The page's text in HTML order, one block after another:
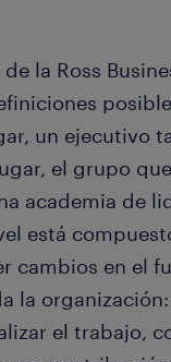
la Ross
un ejecutivo
el grupo
academia de
está
cambios en el
la
el trabajo,